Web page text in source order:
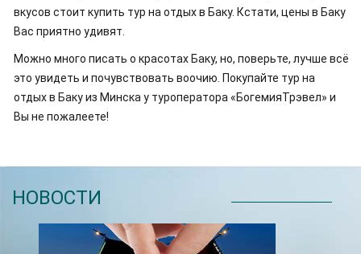
вкусов стоит купить тур на отдых в Баку. Кстати, цены в Баку
Вас приятно удивят.
Можно много писать о красотах Баку, но, поверьте, лучше всё
это увидеть и почувствовать воочию. Покупайте тур на
отдых в Баку из Минска у туроператора «БогемияТрэвел» и
Вы не пожалеете!
НОВОСТИ